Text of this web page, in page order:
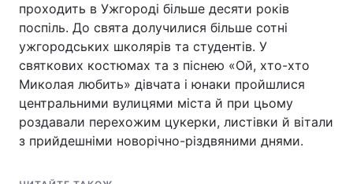
проходить в Ужгороді більше десяти років
поспіль. До свята долучилися більше сотні
ужгородських школярів та студентів. У
святкових костюмах та з піснею «Ой, хто-хто
Миколая любить» дівчата і юнаки пройшлися
центральними вулицями міста й при цьому
роздавали перехожим цукерки, листівки й вітали
з прийдешніми новорічно-різдвяними днями.